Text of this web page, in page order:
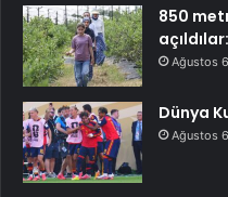
850
Ağustos
Dünya
Ağustos